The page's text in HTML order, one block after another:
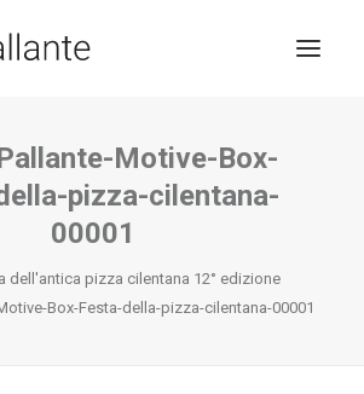
Motive-Box-
pizza-cilentana-
00001
dell'antica pizza cilentana 12° edizione
Box-Festa-della-pizza-cilentana-00001